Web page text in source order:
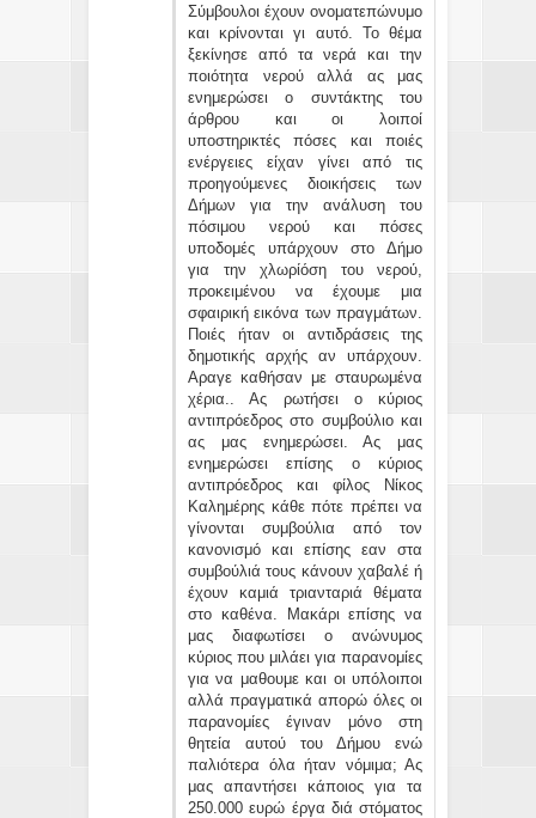
Σύμβουλοι έχουν ονοματεπώνυμο
και κρίνονται γι αυτό. Το θέμα
ξεκίνησε από τα νερά και την
ποιότητα νερού αλλά ας μας
ενημερώσει ο συντάκτης του
άρθρου και οι λοιποί
υποστηρικτές πόσες και ποιές
ενέργειες είχαν γίνει από τις
προηγούμενες διοικήσεις των
Δήμων για την ανάλυση του
πόσιμου νερού και πόσες
υποδομές υπάρχουν στο Δήμο
για την χλωρίόση του νερού,
προκειμένου να έχουμε μια
σφαιρική εικόνα των πραγμάτων.
Ποιές ήταν οι αντιδράσεις της
δημοτικής αρχής αν υπάρχουν.
Αραγε καθήσαν με σταυρωμένα
χέρια.. Ας ρωτήσει ο κύριος
αντιπρόεδρος στο συμβούλιο και
ας μας ενημερώσει. Ας μας
ενημερώσει επίσης ο κύριος
αντιπρόεδρος και φίλος Νίκος
Καλημέρης κάθε πότε πρέπει να
γίνονται συμβούλια από τον
κανονισμό και επίσης εαν στα
συμβούλιά τους κάνουν χαβαλέ ή
έχουν καμιά τριανταριά θέματα
στο καθένα. Μακάρι επίσης να
μας διαφωτίσει ο ανώνυμος
κύριος που μιλάει για παρανομίες
για να μαθουμε και οι υπόλοιποι
αλλά πραγματικά απορώ όλες οι
παρανομίες έγιναν μόνο στη
θητεία αυτού του Δήμου ενώ
παλιότερα όλα ήταν νόμιμα; Ας
μας απαντήσει κάποιος για τα
250.000 ευρώ έργα διά στόματος